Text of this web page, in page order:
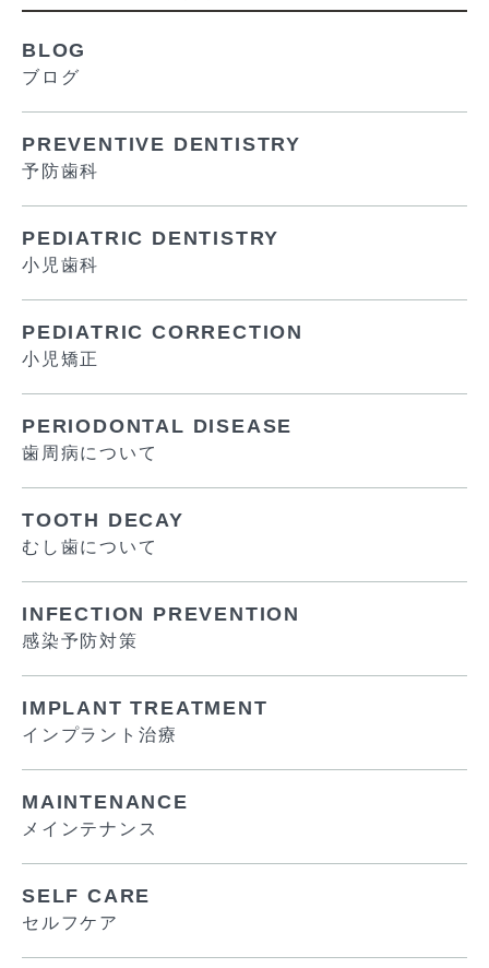
BLOG
ブログ
PREVENTIVE DENTISTRY
予防歯科
PEDIATRIC DENTISTRY
小児歯科
PEDIATRIC CORRECTION
小児矯正
PERIODONTAL DISEASE
歯周病について
TOOTH DECAY
むし歯について
INFECTION PREVENTION
感染予防対策
IMPLANT TREATMENT
インプラント治療
MAINTENANCE
メインテナンス
SELF CARE
セルフケア